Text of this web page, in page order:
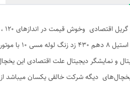
و نمایشگر دیجیتال علت اقتصادی این
شرکت خالقی یکسان میباشد از نظر ضمانت ۱ سال ضمانت بی قید شرط میباشد درصورت سفارش